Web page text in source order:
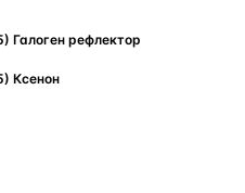
Галоген рефлектор
Ксенон